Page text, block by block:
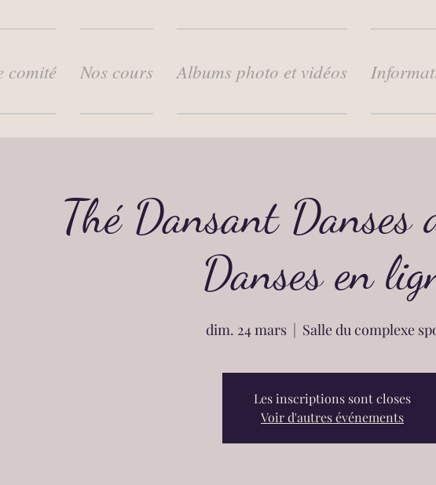
comité Nos cours Albums photo et vidéos
Thé Dansant Danses
Danses en
dim. 24 mars
  |
Salle du complexe
Les inscriptions sont closes
Voir d'autres événements